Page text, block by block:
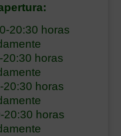
20:30 horas
20:30 horas
20:30 horas
20:30 horas